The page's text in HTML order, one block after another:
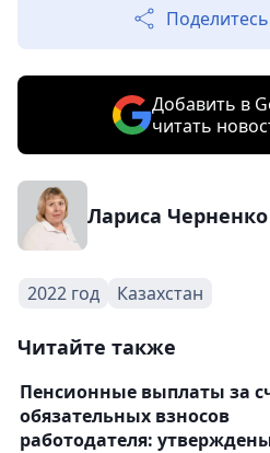
Добавить в
читать
Лариса Черненко
2022 год Казахстан
Читайте также
Пенсионные выплаты за
обязательных взносов
работодателя: